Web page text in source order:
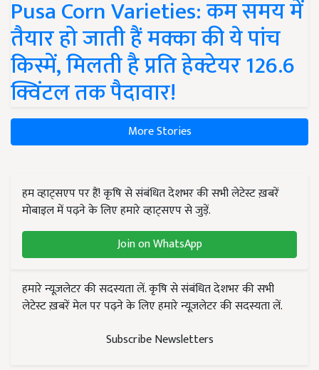
Pusa Corn Varieties: कम समय में
तैयार हो जाती हैं मक्का की ये पांच
किस्में, मिलती है प्रति हेक्टेयर 126.6
क्विंटल तक पैदावार!
More Stories
हम व्हाट्सएप पर हैं! कृषि से संबंधित देशभर की सभी लेटेस्ट ख़बरें
मोबाइल में पढ़ने के लिए हमारे व्हाट्सएप से जुड़ें.
Join on WhatsApp
हमारे न्यूज़लेटर की सदस्यता लें. कृषि से संबंधित देशभर की सभी
लेटेस्ट ख़बरें मेल पर पढ़ने के लिए हमारे न्यूज़लेटर की सदस्यता लें.
Subscribe Newsletters